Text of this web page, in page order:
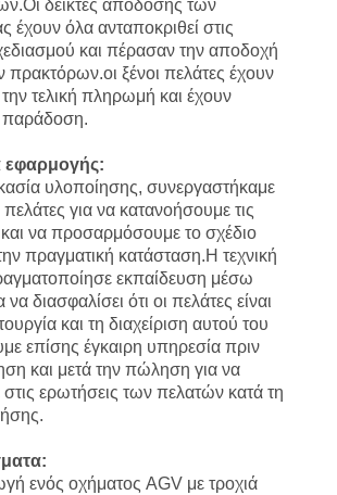
δείκτες απόδοσης των
έχουν όλα ανταποκριθεί στις
και πέρασαν την αποδοχή
ξένοι πελάτες έχουν
τελική πληρωμή και έχουν
παράδοση.
εφαρμογής:
υλοποίησης, συνεργαστήκαμε
για να κατανοήσουμε τις
να προσαρμόσουμε το σχέδιο
πραγματική κατάσταση.Η τεχνική
εκπαίδευση μέσω
να διασφαλίσει ότι οι πελάτες είναι
και τη διαχείριση αυτού του
επίσης έγκαιρη υπηρεσία πριν
και μετά την πώληση για να
ερωτήσεις των πελατών κατά τη
ενός οχήματος AGV με τροχιά